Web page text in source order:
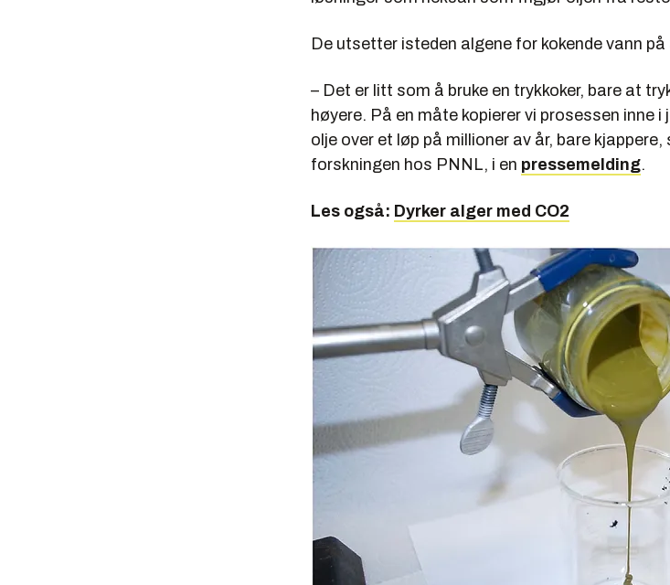
De utsetter isteden algene for kokende vann
– Det er litt som å bruke en trykkoker, bare at
høyere. På en måte kopierer vi prosessen inne
olje over et løp på millioner av år, bare
forskningen hos PNNL, i en pressemelding.
Les også: Dyrker alger med CO2